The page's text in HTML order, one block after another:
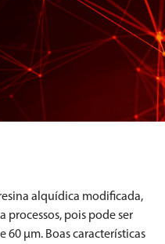
alquídica modificada,
pois pode ser
µm. Boas características